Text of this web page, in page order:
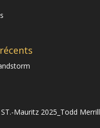
Mauritz 2025_Todd Merrill